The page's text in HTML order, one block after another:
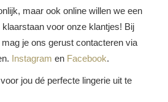
maar ook online willen we een
voor onze klantjes! Bij
je ons gerust contacteren via
Instagram en Facebook.
jou dé perfecte lingerie uit te